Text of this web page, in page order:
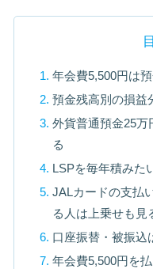
年会費5,500円は
預金残高別の損益
外貨普通預金25万
る
LSPを毎年積みた
JALカードの支払
る人は上乗せも見
口座振替・被振込
年会費5,500円を